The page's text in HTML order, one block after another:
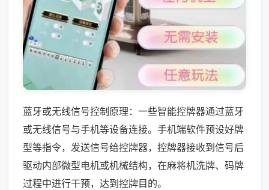
蓝牙或无线信号控制原理：一些智能控牌器通过蓝牙
或无线信号与手机等设备连接。手机端软件预设好牌
型等指令，发送信号给控牌器，控牌器接收到信号后
驱动内部微型电机或机械结构，在麻将机洗牌、码牌
过程中进行干预，达到控牌目的。